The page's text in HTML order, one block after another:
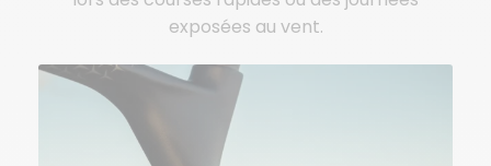
exposées au vent.